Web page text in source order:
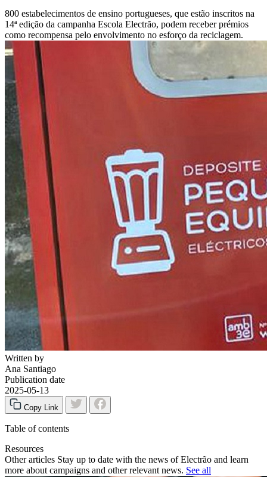
800 estabelecimentos de ensino portugueses, que estão inscritos na
14ª edição da campanha Escola Electrão, podem receber prémios
como recompensa pelo envolvimento no esforço da reciclagem.
Written by
Ana Santiago
Publication date
2025-05-13
Copy Link
Table of contents
Resources
Other articles Stay up to date with the news of Electrão and learn
more about campaigns and other relevant news. See all